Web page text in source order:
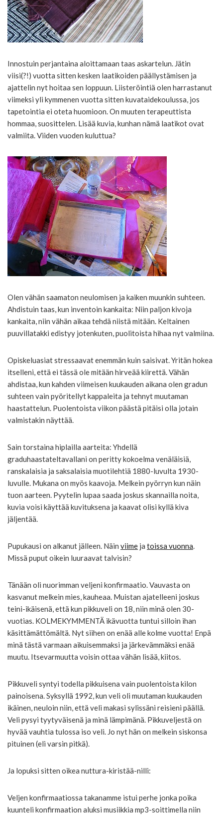
Innostuin perjantaina aloittamaan taas askartelun. Jätin
viisi(?!) vuotta sitten kesken laatikoiden päällystämisen ja
ajattelin nyt hoitaa sen loppuun. Liisteröintiä olen harrastanut
viimeksi yli kymmenen vuotta sitten kuvataidekoulussa, jos
tapetointia ei oteta huomioon. On muuten terapeuttista
hommaa, suosittelen. Lisää kuvia, kunhan nämä laatikot ovat
valmiita. Viiden vuoden kuluttua?
Olen vähän saamaton neulomisen ja kaiken muunkin suhteen.
Ahdistuin taas, kun inventoin kankaita: Niin paljon kivoja
kankaita, niin vähän aikaa tehdä niistä mitään. Keltainen
puuvillatakki edistyy jotenkuten, puolitoista hihaa nyt valmiina.
Opiskeluasiat stressaavat enemmän kuin saisivat. Yritän hokea
itselleni, että ei tässä ole mitään hirveää kiirettä. Vähän
ahdistaa, kun kahden viimeisen kuukauden aikana olen gradun
suhteen vain pyöritellyt kappaleita ja tehnyt muutaman
haastattelun. Puolentoista viikon päästä pitäisi olla jotain
valmistakin näyttää.
Sain torstaina hiplailla aarteita: Yhdellä
graduhaastateltavallani on peritty kokoelma venäläisiä,
ranskalaisia ja saksalaisia muotilehtiä 1880-luvulta 1930-
luvulle. Mukana on myös kaavoja. Melkein pyörryn kun näin
tuon aarteen. Pyytelin lupaa saada joskus skannailla noita,
kuvia voisi käyttää kuvituksena ja kaavat olisi kyllä kiva
jäljentää.
Pupukausi on alkanut jälleen. Näin viime ja toissa vuonna.
Missä puput oikein luuraavat talvisin?
Tänään oli nuorimman veljeni konfirmaatio. Vauvasta on
kasvanut melkein mies, kauheaa. Muistan ajatelleeni joskus
teini-ikäisenä, että kun pikkuveli on 18, niin minä olen 30-
vuotias. KOLMEKYMMENTÄ ikävuotta tuntui silloin ihan
käsittämättömältä. Nyt siihen on enää alle kolme vuotta! Enpä
minä tästä varmaan aikuisemmaksi ja järkevämmäksi enää
muutu. Itsevarmuutta voisin ottaa vähän lisää, kiitos.
Pikkuveli syntyi todella pikkuisena vain puolentoista kilon
painoisena. Syksyllä 1992, kun veli oli muutaman kuukauden
ikäinen, neuloin niin, että veli makasi sylissäni reisieni päällä.
Veli pysyi tyytyväisenä ja minä lämpimänä. Pikkuveljestä on
hyvää vauhtia tulossa iso veli. Jo nyt hän on melkein siskonsa
pituinen (eli varsin pitkä).
Ja lopuksi sitten oikea nuttura-kiristää-nilli:
Veljen konfirmaatiossa takanamme istui perhe jonka poika
kuunteli konfirmaation aluksi musiikkia mp3-soittimella niin